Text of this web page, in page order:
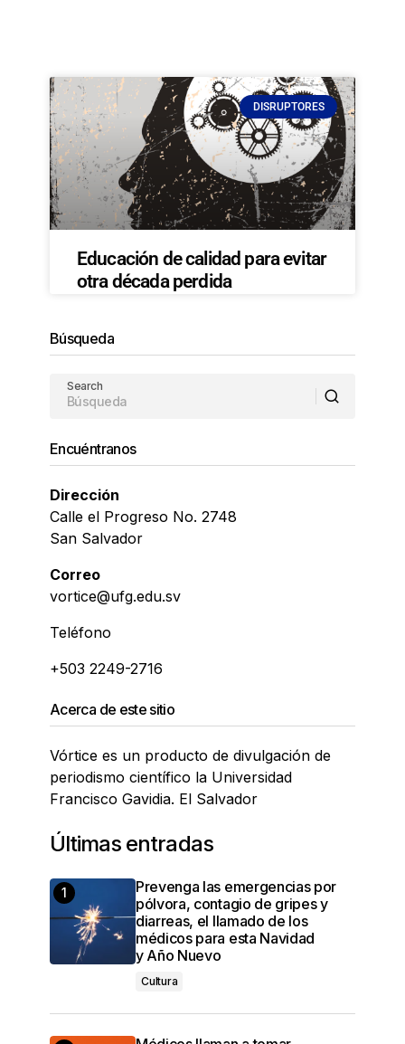
DISRUPTORES
Educación de calidad para evitar
otra década perdida
Búsqueda
Search
Encuéntranos
Dirección
Calle el Progreso No. 2748
San Salvador
Correo
vortice@ufg.edu.sv
Teléfono
+503 2249-2716
Acerca de este sitio
Vórtice es un producto de divulgación de
periodismo científico la Universidad
Francisco Gavidia. El Salvador
Últimas entradas
Prevenga las emergencias por
pólvora, contagio de gripes y
diarreas, el llamado de los
médicos para esta Navidad
y Año Nuevo
Cultura